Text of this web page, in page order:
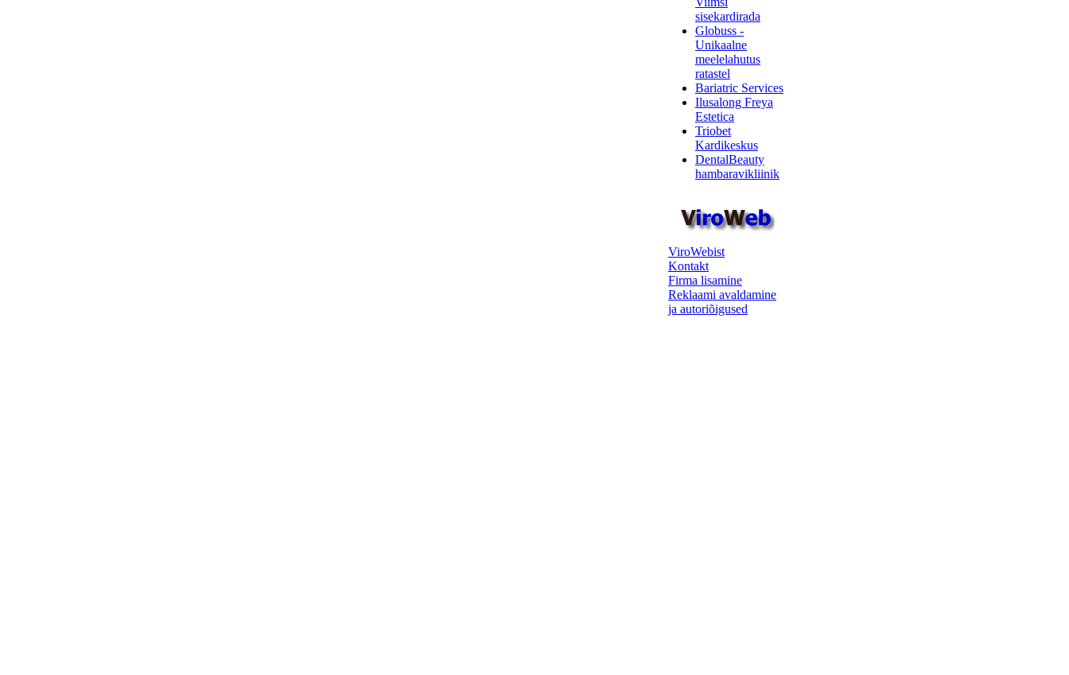
sisekardirada
Globuss -
Unikaalne
meelelahutus
ratastel
Bariatric Services
Ilusalong Freya
Estetica
Triobet
Kardikeskus
DentalBeauty
hambaravikliinik
ViroWebist
Kontakt
Firma lisamine
Reklaami avaldamine
ja autoriõigused